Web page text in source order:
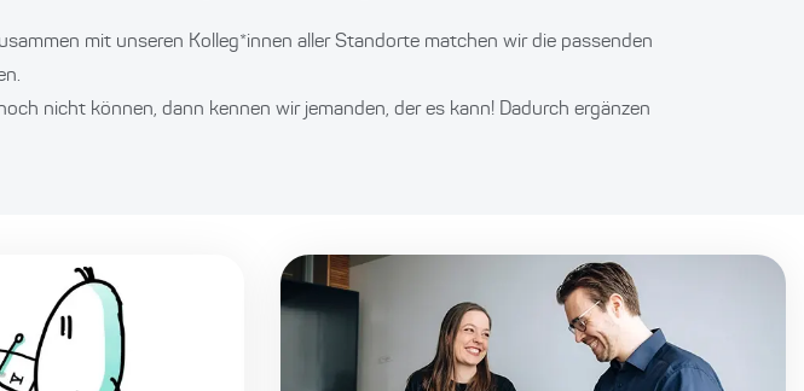
mit unseren Kolleg*innen aller Standorte matchen wir die passenden
nicht können, dann kennen wir jemanden, der es kann! Dadurch ergänzen